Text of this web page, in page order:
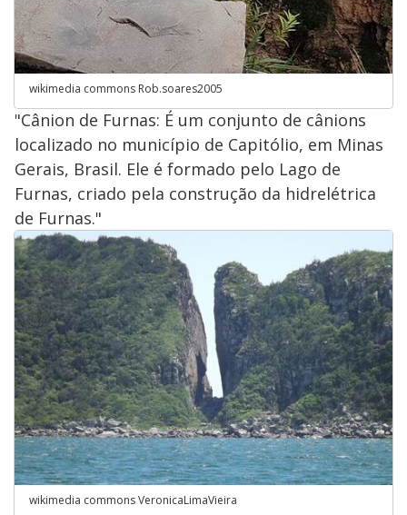
wikimedia commons Rob.soares2005
"Cânion de Furnas: É um conjunto de cânions
localizado no município de Capitólio, em Minas
Gerais, Brasil. Ele é formado pelo Lago de
Furnas, criado pela construção da hidrelétrica
de Furnas."
wikimedia commons VeronicaLimaVieira